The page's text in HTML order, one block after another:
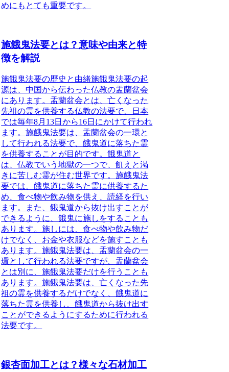
めにもとても重要です。
施餓鬼法要とは？意味や由来と特
徴を解説
施餓鬼法要の歴史と由緒施餓鬼法要の起
源は、中国から伝わった仏教の盂蘭盆会
にあります。盂蘭盆会とは、亡くなった
先祖の霊を供養する仏教の法要で、日本
では毎年8月13日から16日にかけて行われ
ます。施餓鬼法要は、盂蘭盆会の一環と
して行われる法要で、餓鬼道に落ちた霊
を供養することが目的です。餓鬼道と
は、仏教でいう地獄の一つで、飢えと渇
きに苦しむ霊が住む世界です。施餓鬼法
要では、餓鬼道に落ちた霊に供養するた
め、食べ物や飲み物を供え、読経を行い
ます。また、餓鬼道から抜け出すことが
できるように、餓鬼に施しをすることも
あります。施しには、食べ物や飲み物だ
けでなく、お金や衣服などを施すことも
あります。施餓鬼法要は、盂蘭盆会の一
環として行われる法要ですが、盂蘭盆会
とは別に、施餓鬼法要だけを行うことも
あります。施餓鬼法要は、亡くなった先
祖の霊を供養するだけでなく、餓鬼道に
落ちた霊を供養し、餓鬼道から抜け出す
ことができるようにするために行われる
法要です。
銀杏面加工とは？様々な石材加工